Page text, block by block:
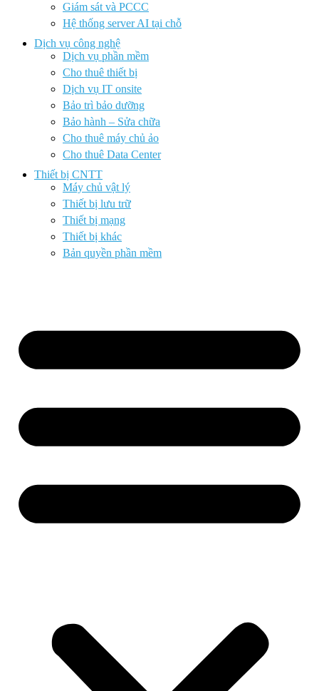
Giám sát và PCCC
Hệ thống server AI tại chỗ
Dịch vụ công nghệ
Dịch vụ phần mềm
Cho thuê thiết bị
Dịch vụ IT onsite
Bảo trì bảo dưỡng
Bảo hành – Sửa chữa
Cho thuê máy chủ ảo
Cho thuê Data Center
Thiết bị CNTT
Máy chủ vật lý
Thiết bị lưu trữ
Thiết bị mạng
Thiết bị khác
Bản quyền phần mềm